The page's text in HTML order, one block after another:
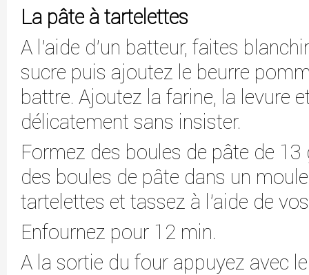
La pâte à tartelettes
A l'aide d'un batteur, faites
sucre puis ajoutez le beurre
battre. Ajoutez la farine, la levure
délicatement sans insister.
Formez des boules de pâte de 13
des boules de pâte dans un
tartelettes et tassez à l'aide de
Enfournez pour 12 min.
A la sortie du four appuyez avec